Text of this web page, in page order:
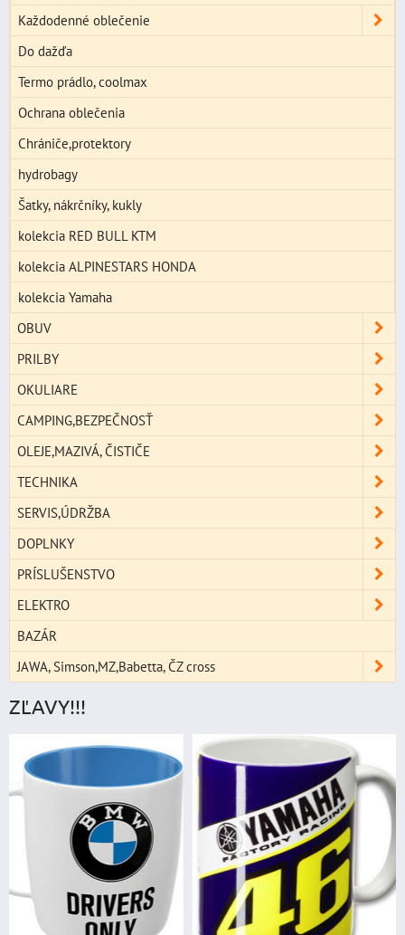
Každodenné oblečenie
Do dažďa
Termo prádlo, coolmax
Ochrana oblečenia
Chrániče,protektory
hydrobagy
Šatky, nákrčníky, kukly
kolekcia RED BULL KTM
kolekcia ALPINESTARS HONDA
kolekcia Yamaha
OBUV
PRILBY
OKULIARE
CAMPING,BEZPEČNOSŤ
OLEJE,MAZIVÁ, ČISTIČE
TECHNIKA
SERVIS,ÚDRŽBA
DOPLNKY
PRÍSLUŠENSTVO
ELEKTRO
BAZÁR
JAWA, Simson,MZ,Babetta, ČZ cross
ZĽAVY!!!
štartovací
digitálnym